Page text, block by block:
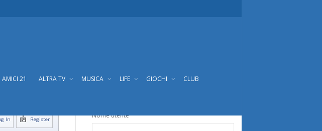
AMICI 21 ALTRA TV MUSICA LIFE GIOCHI CLUB
Register
In Nome utente